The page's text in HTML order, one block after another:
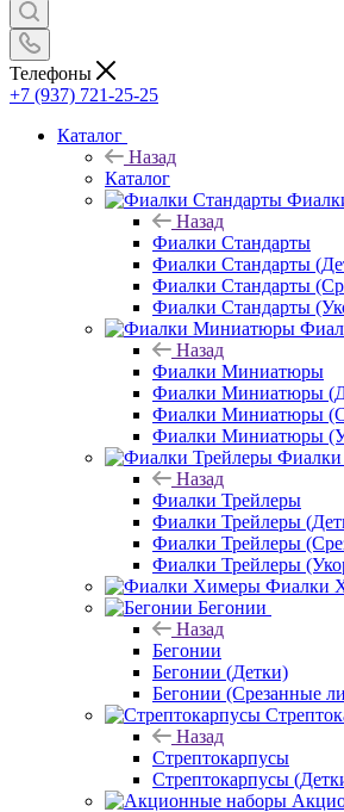
Телефоны
+7 (937) 721-25-25
Каталог
Назад
Каталог
Назад
Фиалки Стандарты
Фиалки Стандарты
Фиалки Стандарты
Фиалки Стандарты
Назад
Фиалки Миниатюры
Фиалки Миниатюры
Фиалки Миниатюры
Фиалки Миниатюры
Фиалки
Назад
Фиалки Трейлеры
Фиалки Трейлеры
Фиалки Трейлеры
Фиалки Трейлеры
Фиалки
Бегонии
Назад
Бегонии
Бегонии (Детки)
Бегонии (Срезанные
Назад
Стрептокарпусы
Стрептокарпусы